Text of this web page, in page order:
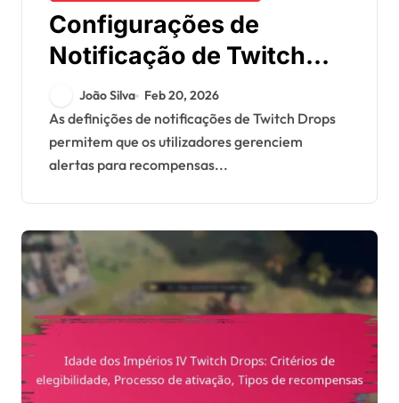
Configurações de
Notificação de Twitch
Drops: Gerir alertas,
Preferências da conta,
Opções de
personalização
João Silva Feb 20, 2026
As definições de notificações de Twitch Drops
permitem que os utilizadores gerenciem
alertas para recompensas...